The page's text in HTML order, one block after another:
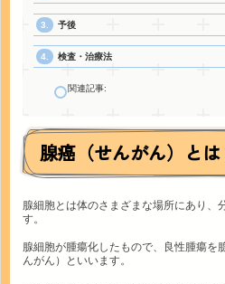
予後
検査・治療法
関連記事:
腺癌（せんがん）とは
腺細胞とは体のさまざまな場所にあり、
す。
腺細胞が腫瘍化したもので、良性腫瘍を
んがん）といいます。